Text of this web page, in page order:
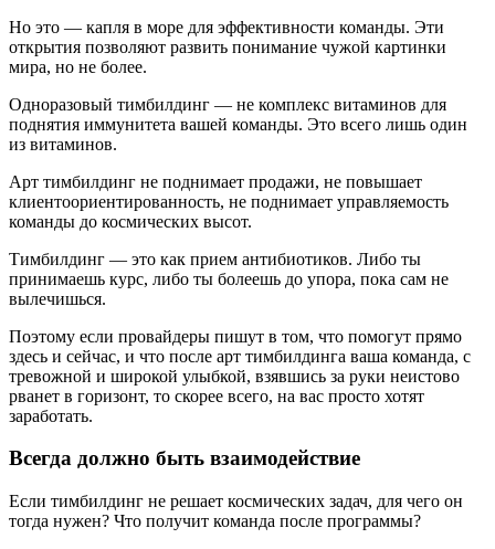
Но это — капля в море для эффективности команды. Эти
открытия позволяют развить понимание чужой картинки
мира, но не более.
Одноразовый тимбилдинг — не комплекс витаминов для
поднятия иммунитета вашей команды. Это всего лишь один
из витаминов.
Арт тимбилдинг не поднимает продажи, не повышает
клиентоориентированность, не поднимает управляемость
команды до космических высот.
Тимбилдинг — это как прием антибиотиков. Либо ты
принимаешь курс, либо ты болеешь до упора, пока сам не
вылечишься.
Поэтому если провайдеры пишут в том, что помогут прямо
здесь и сейчас, и что после арт тимбилдинга ваша команда, с
тревожной и широкой улыбкой, взявшись за руки неистово
рванет в горизонт, то скорее всего, на вас просто хотят
заработать.
Всегда должно быть взаимодействие
Если тимбилдинг не решает космических задач, для чего он
тогда нужен? Что получит команда после программы?